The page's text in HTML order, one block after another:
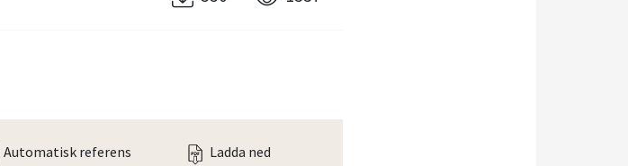
Automatisk referens Ladda ned